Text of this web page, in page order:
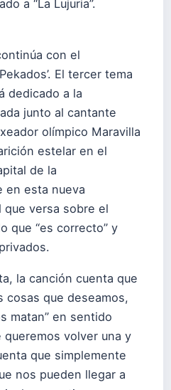
a “La Lujuria”.
con el
El tercer tema
dedicado a la
junto al cantante
olímpico Maravilla
estelar en el
de la
en esta nueva
que versa sobre el
que “es correcto” y
la canción cuenta que
cosas que deseamos,
matan” en sentido
volver una y
que simplemente
nos pueden llegar a